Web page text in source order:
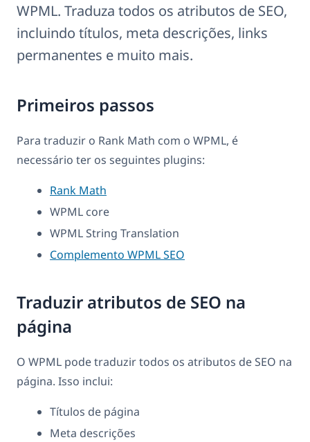
WPML. Traduza todos os atributos de SEO,
incluindo títulos, meta descrições, links
permanentes e muito mais.
Primeiros passos
Para traduzir o Rank Math com o WPML, é
necessário ter os seguintes plugins:
Rank Math
WPML core
WPML String Translation
Complemento WPML SEO
Traduzir atributos de SEO na
página
O WPML pode traduzir todos os atributos de SEO na
página. Isso inclui:
Títulos de página
Meta descrições